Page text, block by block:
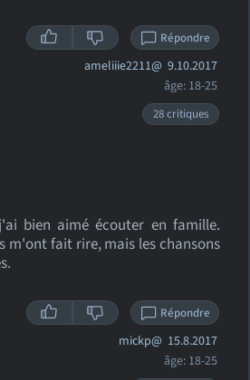
Répondre
ameliiie2211@ 9.10.2017
âge: 18-25
28 critiques
bien aimé écouter en famille.
m'ont fait rire, mais les chansons
Répondre
mickp@ 15.8.2017
âge: 18-25